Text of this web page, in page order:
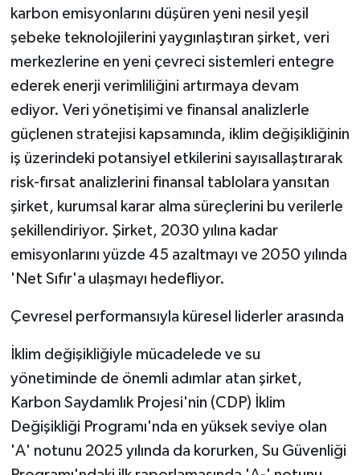
karbon emisyonlarını düşüren yeni nesil yeşil
şebeke teknolojilerini yaygınlaştıran şirket, veri
merkezlerine en yeni çevreci sistemleri entegre
ederek enerji verimliliğini artırmaya devam
ediyor. Veri yönetişimi ve finansal analizlerle
güçlenen stratejisi kapsamında, iklim değişikliğinin
iş üzerindeki potansiyel etkilerini sayısallaştırarak
risk-fırsat analizlerini finansal tablolara yansıtan
şirket, kurumsal karar alma süreçlerini bu verilerle
şekillendiriyor. Şirket, 2030 yılına kadar
emisyonlarını yüzde 45 azaltmayı ve 2050 yılında
'Net Sıfır'a ulaşmayı hedefliyor.
Çevresel performansıyla küresel liderler arasında
İklim değişikliğiyle mücadelede ve su
yönetiminde de önemli adımlar atan şirket,
Karbon Saydamlık Projesi'nin (CDP) İklim
Değişikliği Programı'nda en yüksek seviye olan
'A' notunu 2025 yılında da korurken, Su Güvenliği